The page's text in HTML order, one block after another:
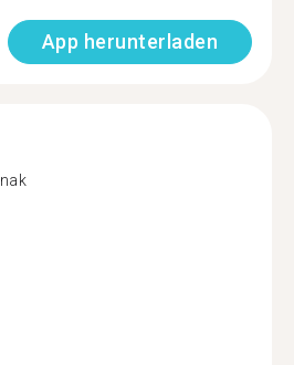
App herunterladen